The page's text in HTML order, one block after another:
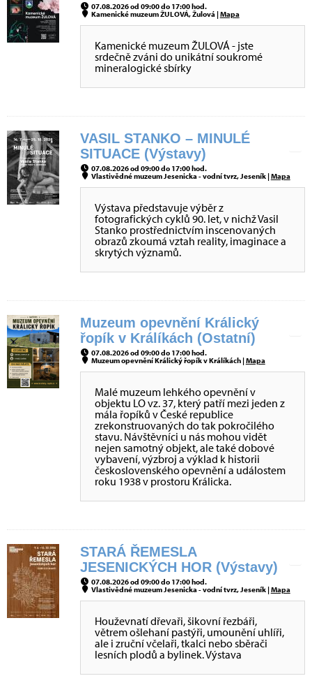
07.08.2026 od 09:00 do 17:00 hod.
Kamenické muzeum ŽULOVÁ, Žulová |Mapa
Kamenické muzeum ŽULOVÁ - jste
srdečně zváni do unikátní soukromé
mineralogické sbírky
VASIL STANKO – MINULÉ
SITUACE (Výstavy)
07.08.2026 od 09:00 do 17:00 hod.
Vlastivědné muzeum Jesenicka - vodní tvrz, Jeseník |Mapa
Výstava představuje výběr z
fotografických cyklů 90. let, v nichž Vasil
Stanko prostřednictvím inscenovaných
obrazů zkoumá vztah reality, imaginace a
skrytých významů.
Muzeum opevnění Králický
řopík v Králíkách (Ostatní)
07.08.2026 od 09:00 do 17:00 hod.
Muzeum opevnění Králický řopík v Králíkách |Mapa
Malé muzeum lehkého opevnění v
objektu LO vz. 37, který patří mezi jeden z
mála řopíků v České republice
zrekonstruovaných do tak pokročilého
stavu. Návštěvníci u nás mohou vidět
nejen samotný objekt, ale také dobové
vybavení, výzbroj a výklad k historii
československého opevnění a událostem
roku 1938 v prostoru Králicka.
STARÁ ŘEMESLA
JESENICKÝCH HOR (Výstavy)
07.08.2026 od 09:00 do 17:00 hod.
Vlastivědné muzeum Jesenicka - vodní tvrz, Jeseník |Mapa
Houževnatí dřevaři, šikovní řezbáři,
větrem ošlehaní pastýři, umounění uhlíři,
ale i zruční včelaři, tkalci nebo sběrači
lesních plodů a bylinek. Výstava